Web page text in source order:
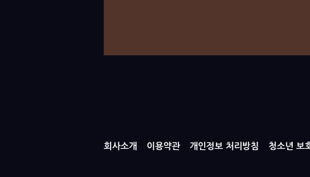
회사소개 이용약관 개인정보 처리방침 청소년 보